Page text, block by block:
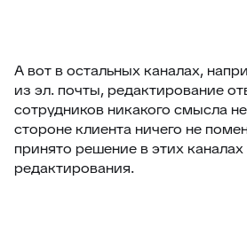
А вот в остальных каналах,
из эл. почты, редактирование
сотрудников никакого смысла
стороне клиента ничего не
принято решение в этих каналах
редактирования.